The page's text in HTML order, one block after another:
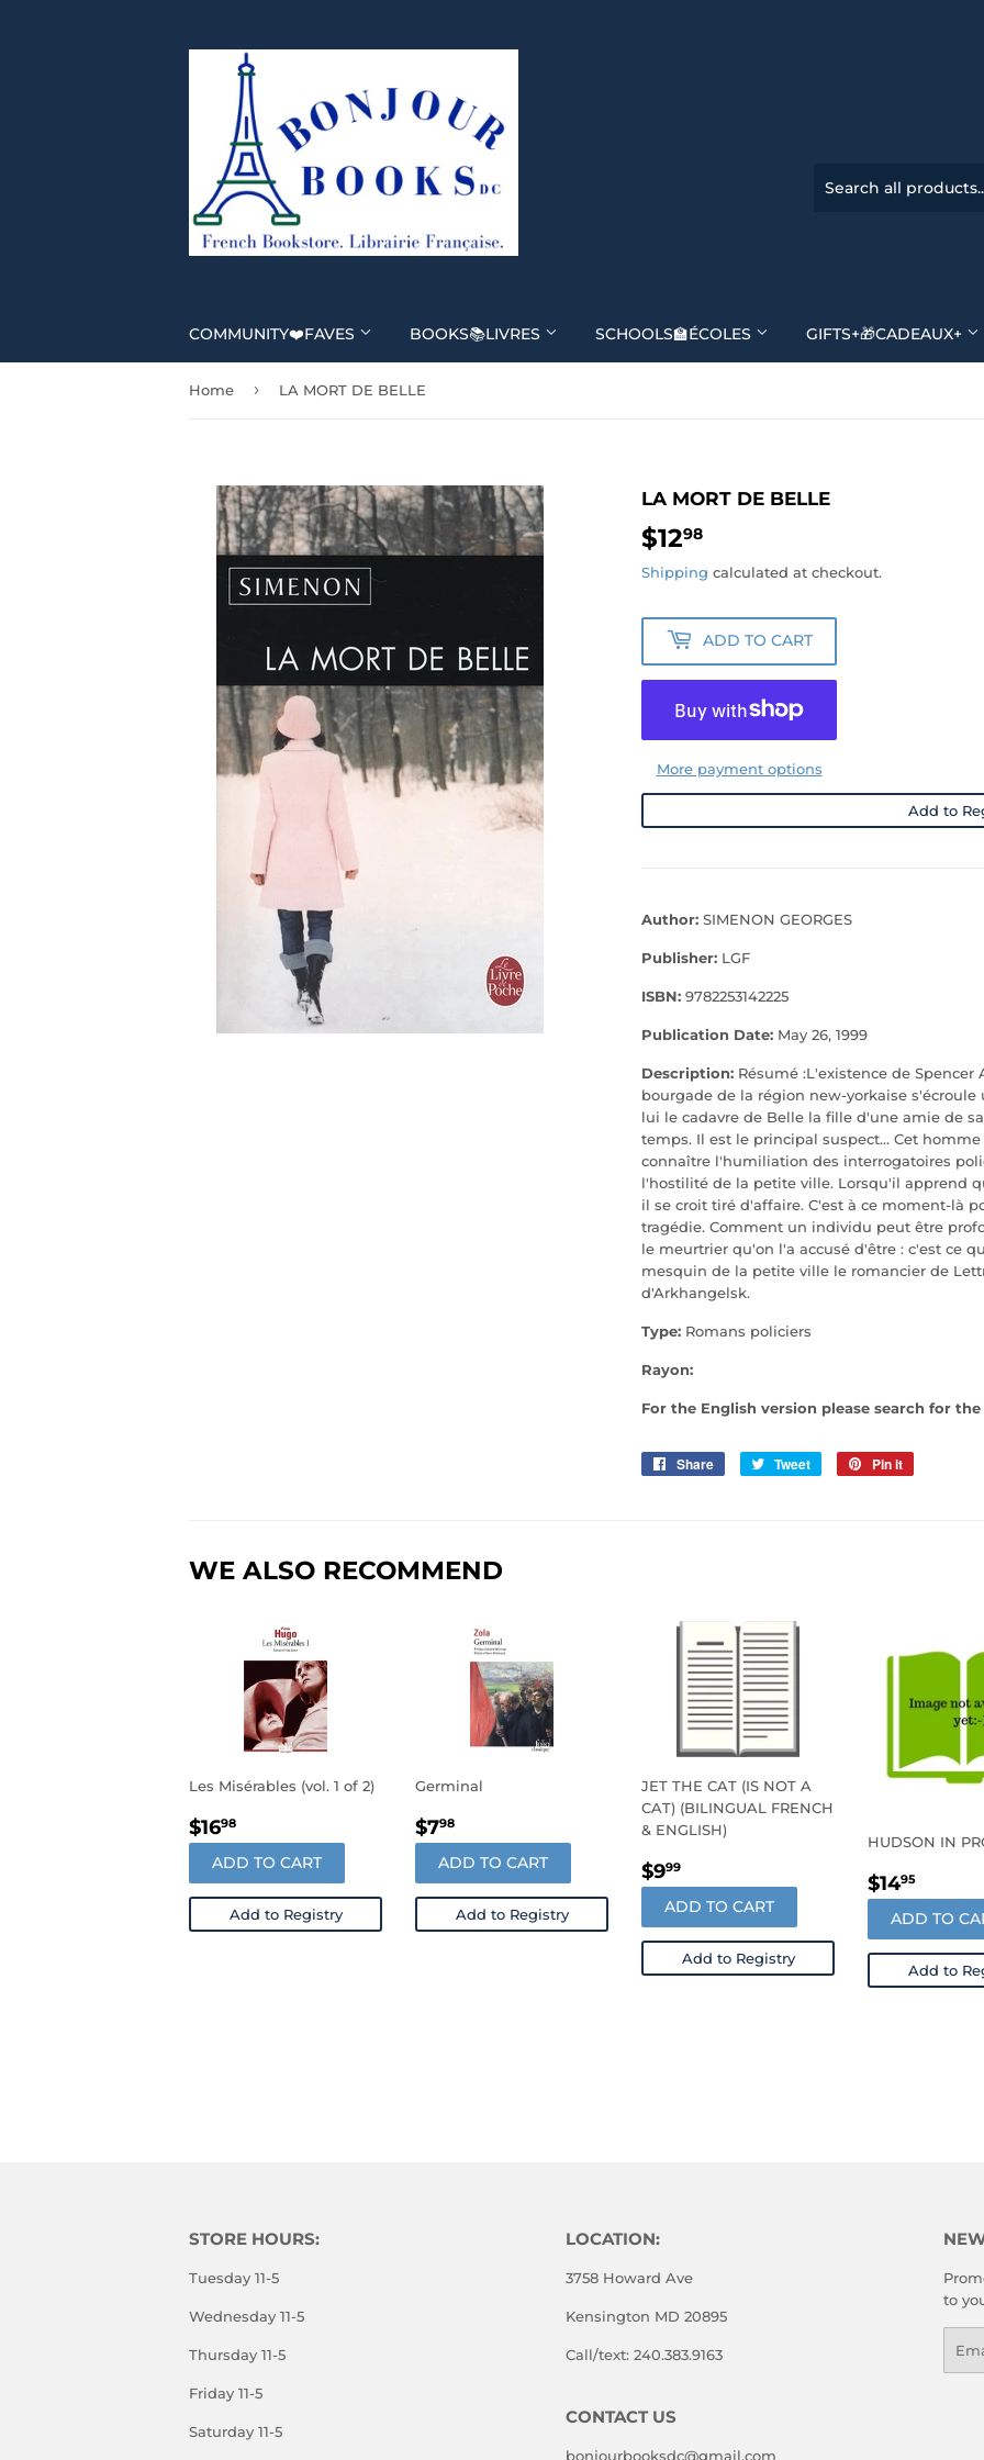
COMMUNITY❤️FAVES BOOKS📚LIVRES SCHOOLS🏫ÉCOLES GIFTS+🎁CADEAUX+
Home › LA MORT DE BELLE
LA MORT DE BELLE
$1298
Shipping calculated at checkout.
ADD TO CART
More payment options
Add to
Author: SIMENON GEORGES
Publisher: LGF
ISBN: 9782253142225
Publication Date: May 26, 1999
Description: Résumé :L'existence de
bourgade de la région new-yorkaise
lui le cadavre de Belle la fille d'une amie de
temps. Il est le principal suspect... Cet
connaître l'humiliation des interrogatoires
l'hostilité de la petite ville. Lorsqu'il apprend
il se croit tiré d'affaire. C'est à ce moment-là
tragédie. Comment un individu peut être
le meurtrier qu'on l'a accusé d'être : c'est ce
mesquin de la petite ville le romancier de
d'Arkhangelsk.
Type: Romans policiers
Rayon:
For the English version please search for
Share
Share
Tweet
Tweet
Pin it
WE ALSO RECOMMEND
Les Misérables (vol. 1 of 2)
REGULAR
PRICE
$1698
ADD TO CART
Add to Registry
Germinal
REGULAR
PRICE
$798
ADD TO CART
Add to Registry
JET THE CAT (IS NOT A
CAT) (BILINGUAL FRENCH
& ENGLISH)
REGULAR
PRICE
$999
ADD TO CART
Add to Registry
HUDSON IN
REGULAR
PRICE
$1495
ADD TO
Add to
STORE HOURS:
Tuesday 11-5
Wednesday 11-5
Thursday 11-5
Friday 11-5
Saturday 11-5
LOCATION:
3758 Howard Ave
Kensington MD 20895
Call/text: 240.383.9163
to
CONTACT US
bonjourbooksdc@gmail.com